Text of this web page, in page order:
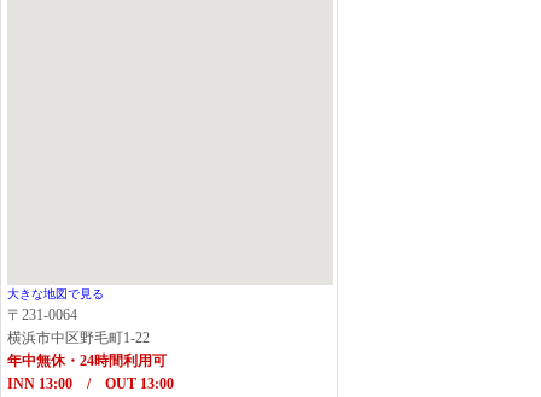
大きな地図で見る
〒231-0064
横浜市中区野毛町1-22
年中無休・24時間利用可
INN 13:00 / OUT 13:00